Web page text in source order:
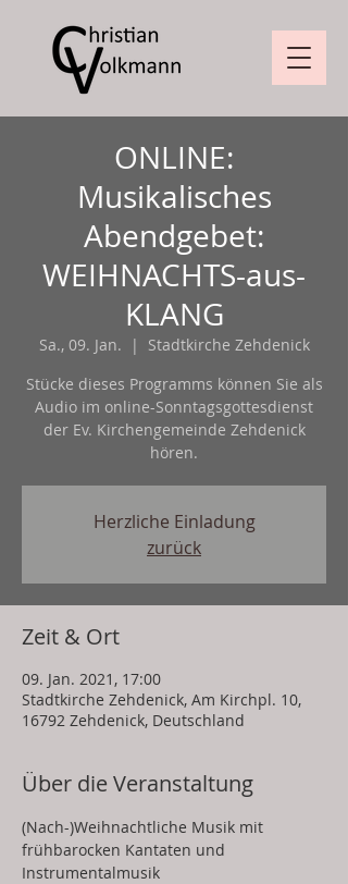
ONLINE:
Musikalisches
Abendgebet:
WEIHNACHTS-aus-
KLANG
Sa., 09. Jan.
  |
Stadtkirche Zehdenick
Stücke dieses Programms können Sie als
Audio im online-Sonntagsgottesdienst
der Ev. Kirchengemeinde Zehdenick
Herzliche Einladung
zurück
Zeit & Ort
09. Jan. 2021, 17:00
Stadtkirche Zehdenick, Am Kirchpl. 10,
16792 Zehdenick, Deutschland
Über die Veranstaltung
(Nach-)Weihnachtliche Musik mit
frühbarocken Kantaten und
Instrumentalmusik